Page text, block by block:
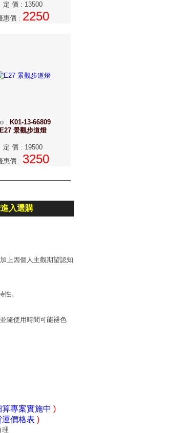
定 價 : 13500
惠價 : 2250
: K01-13-66809
E27 景觀步道燈
定 價 : 19500
惠價 : 3250
入選購
上因個人主觀期望認知
。
隨使用時間可能褪色
專案實施中 )
運價格表 )
理